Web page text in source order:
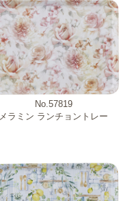
No.57819
メラミン ランチョントレー